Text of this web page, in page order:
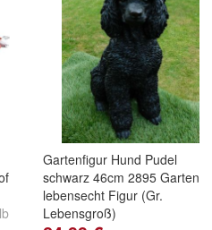
Gartenfigur Hund Pudel
schwarz 46cm 2895 Garten
lebensecht Figur (Gr.
Lebensgroß)